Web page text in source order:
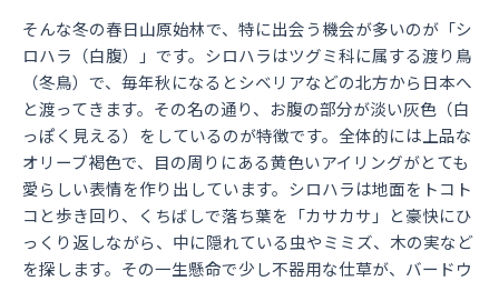
そんな冬の春日山原始林で、特に出会う機会が多いのが「シ
ロハラ（白腹）」です。シロハラはツグミ科に属する渡り鳥
（冬鳥）で、毎年秋になるとシベリアなどの北方から日本へ
と渡ってきます。その名の通り、お腹の部分が淡い灰色（白
っぽく見える）をしているのが特徴です。全体的には上品な
オリーブ褐色で、目の周りにある黄色いアイリングがとても
愛らしい表情を作り出しています。シロハラは地面をトコト
コと歩き回り、くちばしで落ち葉を「カサカサ」と豪快にひ
っくり返しながら、中に隠れている虫やミミズ、木の実など
を探します。その一生懸命で少し不器用な仕草が、バードウ